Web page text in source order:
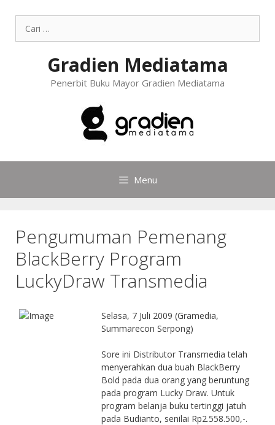
Gradien Mediatama
Penerbit Buku Mayor Gradien Mediatama
Menu
Pengumuman Pemenang
BlackBerry Program
LuckyDraw Transmedia
Selasa, 7 Juli 2009 (Gramedia,
Summarecon Serpong)
Sore ini Distributor Transmedia telah
menyerahkan dua buah BlackBerry
Bold pada dua orang yang beruntung
pada program Lucky Draw. Untuk
program belanja buku tertinggi jatuh
pada Budianto, senilai Rp2.558.500,-.